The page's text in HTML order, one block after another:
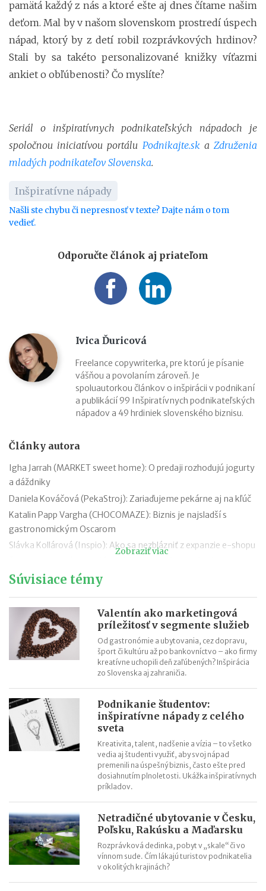
pamätá každý z nás a ktoré ešte aj dnes čítame našim
deťom. Mal by v našom slovenskom prostredí úspech
nápad, ktorý by z detí robil rozprávkových hrdinov?
Stali by sa takéto personalizované knižky víťazmi
ankiet o obľúbenosti? Čo myslíte?
Seriál o inšpiratívnych podnikateľských nápadoch je
spoločnou iniciatívou portálu Podnikajte.sk aZdruženia
mladých podnikateľov Slovenska.
Inšpiratívne nápady
Našli ste chybu či nepresnosť v texte? Dajte nám o tom
vedieť.
Odporučte článok aj priateľom
Ivica Ďuricová
Freelance copywriterka, pre ktorú je písanie
vášňou a povolaním zároveň. Je
spoluautorkou článkov o inšpirácii v podnikaní
a publikácií 99 Inšpiratívnych podnikateľských
nápadov a 49 hrdiniek slovenského biznisu.
Články autora
Igha Jarrah (MARKET sweet home): O predaji rozhodujú jogurty
a dáždniky
Daniela Kováčová (PekaStroj): Zariaďujeme pekárne aj na kľúč
Katalin Papp Vargha (CHOCOMAZE): Biznis je najsladší s
gastronomickým Oscarom
Slávka Kollárová (Inspio): Ako sa nezblázniť z expanzie e-shopu
chodiaca reklama zadarmo
kabaretu
Melinda Mikleová (Eurotoner): Predávame ľuďom svätý pokoj
Jaromíra Ostrožovičová (vinárstvo Ostrožovič): Láska k
vinárovi sa zmenila na spoločnú firmu
Eva Stejskalová (MicroStep): Priemyselné technológie nie sú
Eva Škovranová (1907 Perfumeries): Biznis mi doslova vonia
Zobraziť viac
Súvisiace témy
Valentín ako marketingová
príležitosť v segmente služieb
Od gastronómie a ubytovania, cez dopravu,
šport či kultúru až po bankovníctvo – ako firmy
kreatívne uchopili deň zaľúbených? Inšpirácia
zo Slovenska aj zahraničia.
Podnikanie študentov:
inšpiratívne nápady z celého
sveta
Kreativita, talent, nadšenie a vízia – to všetko
vedia aj študenti využiť, aby svoj nápad
premenili na úspešný biznis, často ešte pred
dosiahnutím plnoletosti. Ukážka inšpiratívnych
príkladov.
Netradičné ubytovanie v Česku,
Poľsku, Rakúsku a Maďarsku
Rozprávková dedinka, pobyt v „skale“ či vo
vínnom sude. Čím lákajú turistov podnikatelia
v okolitých krajinách?